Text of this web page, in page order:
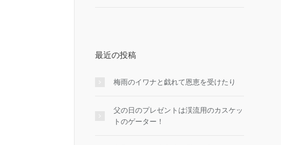
最近の投稿
梅雨のイワナと戯れて恩恵を受けたり
父の日のプレゼントは渓流用のカスケッ
トのゲーター！